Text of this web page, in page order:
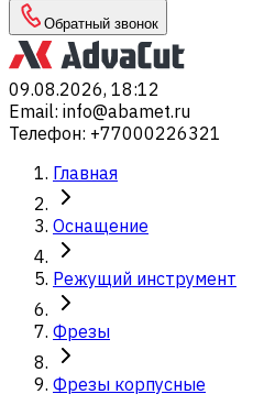
Обратный звонок
09.08.2026, 18:12
Email: info@abamet.ru
Телефон: +77000226321
Главная
Оснащение
Режущий инструмент
Фрезы
Фрезы корпусные